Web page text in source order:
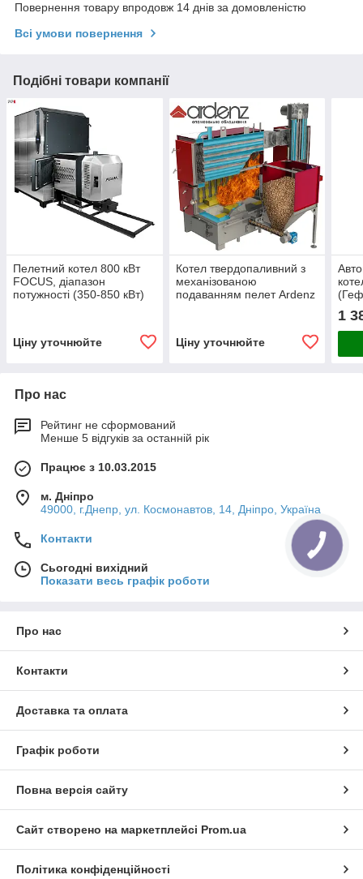
Повернення товару впродовж 14 днів за домовленістю
Всі умови повернення
Подібні товари компанії
Пелетний котел 800 кВт
FOCUS, діапазон
потужності (350-850 кВт)
Ціну уточнюйте
Котел твердопаливний з
механізованою
подаванням пелет Ardenz
Ціну уточнюйте
1
Про нас
Рейтинг не сформований
Менше 5 відгуків за останній рік
Працює з 10.03.2015
м. Дніпро
49000, г.Днепр, ул. Космонавтов, 14, Дніпро, Україна
Контакти
Сьогодні вихідний
Показати весь графік роботи
Про нас
Контакти
Доставка та оплата
Графік роботи
Повна версія сайту
Сайт створено на маркетплейсі Prom.ua
Політика конфіденційності